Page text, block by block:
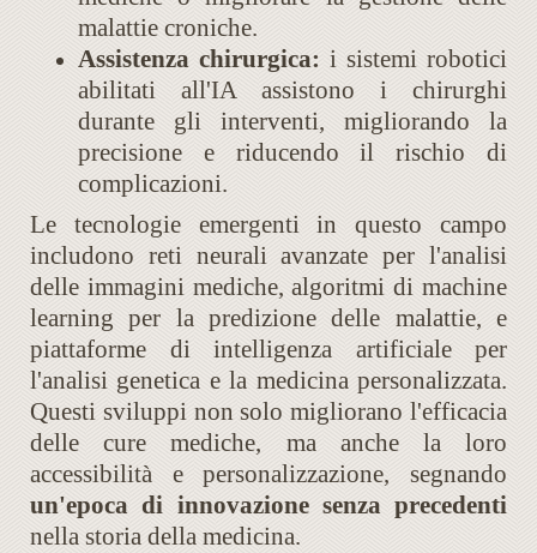
malattie croniche.
Assistenza chirurgica: i sistemi robotici
abilitati all'IA assistono i chirurghi
durante gli interventi, migliorando la
precisione e riducendo il rischio di
complicazioni.
Le tecnologie emergenti in questo campo
includono reti neurali avanzate per l'analisi
delle immagini mediche, algoritmi di machine
learning per la predizione delle malattie, e
piattaforme di intelligenza artificiale per
l'analisi genetica e la medicina personalizzata.
Questi sviluppi non solo migliorano l'efficacia
delle cure mediche, ma anche la loro
accessibilità e personalizzazione, segnando
un'epoca di innovazione senza precedenti
nella storia della medicina.